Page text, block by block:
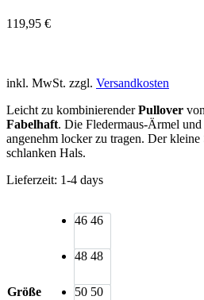
119,95 €
inkl. MwSt. zzgl. Versandkosten
Leicht zu kombinierenderPullover
Fabelhaft. Die Fledermaus-Ärmel
angenehm locker zu tragen. Der kleine
schlanken Hals.
Lieferzeit: 1-4 days
Größe
46 46
48 48
50 50